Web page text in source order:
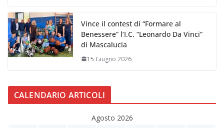
Vince il contest di “Formare al
Benessere” l’I.C. “Leonardo Da Vinci”
di Mascalucia
15 Giugno 2026
CALENDARIO ARTICOLI
Agosto 2026